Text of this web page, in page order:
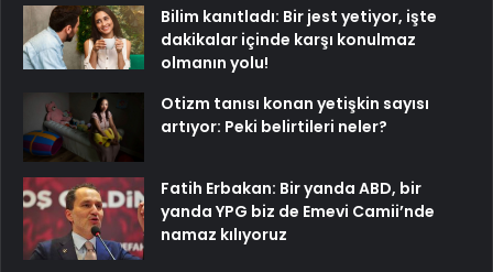
Bilim kanıtladı: Bir jest yetiyor, işte
dakikalar içinde karşı konulmaz
olmanın yolu!
Otizm tanısı konan yetişkin sayısı
artıyor: Peki belirtileri neler?
Fatih Erbakan: Bir yanda ABD, bir
yanda YPG biz de Emevi Camii’nde
namaz kılıyoruz